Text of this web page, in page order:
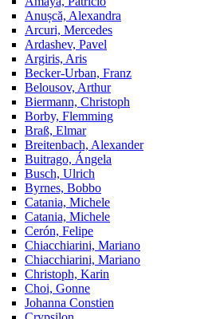
Anușcă, Alexandra
Arcuri, Mercedes
Ardashev, Pavel
Argiris, Aris
Becker-Urban, Franz
Belousov, Arthur
Biermann, Christoph
Borby, Flemming
Braß, Elmar
Breitenbach, Alexander
Buitrago, Ángela
Busch, Ulrich
Byrnes, Bobbo
Catania, Michele
Catania, Michele
Cerón, Felipe
Chiacchiarini, Mariano
Chiacchiarini, Mariano
Christoph, Karin
Choi, Gonne
Johanna Constien